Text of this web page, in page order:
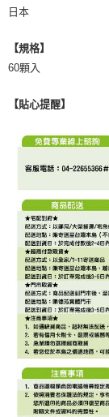
日本
【規格】
60顆入
【貼心提醒】